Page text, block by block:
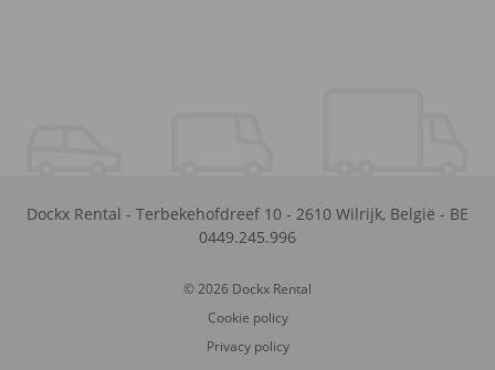
Dockx Rental - Terbekehofdreef 10 - 2610 Wilrijk, België - BE
0449.245.996
© 2026 Dockx Rental
Cookie policy
Privacy policy